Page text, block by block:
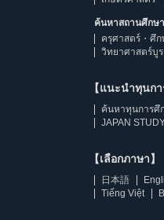
ค้นหาสถานศึกษ
ครุศาสตร์・ศึ
วิทยาศาสตร์บู
【แนะนำทุนกา
ค้นหาทุนการศึ
JAPAN
【เลือกภาษา】
日本語
Tiếng Việt